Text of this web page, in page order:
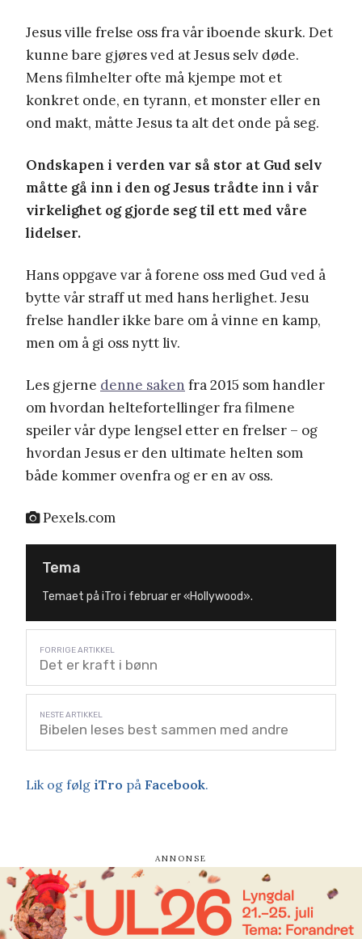
Jesus ville frelse oss fra vår iboende skurk. Det
kunne bare gjøres ved at Jesus selv døde.
Mens filmhelter ofte må kjempe mot et
konkret onde, en tyrann, et monster eller en
ond makt, måtte Jesus ta alt det onde på seg.
Ondskapen i verden var så stor at Gud selv
måtte gå inn i den og Jesus trådte inn i vår
virkelighet og gjorde seg til ett med våre
lidelser.
Hans oppgave var å forene oss med Gud ved å
bytte vår straff ut med hans herlighet. Jesu
frelse handler ikke bare om å vinne en kamp,
men om å gi oss nytt liv.
Les gjerne denne saken fra 2015 som handler
om hvordan heltefortellinger fra filmene
speiler vår dype lengsel etter en frelser – og
hvordan Jesus er den ultimate helten som
både kommer ovenfra og er en av oss.
Pexels.com
Tema
Temaet på iTro i februar er «Hollywood».
Det er kraft i bønn
Bibelen leses best sammen med andre
Lik og følg iTro på Facebook.